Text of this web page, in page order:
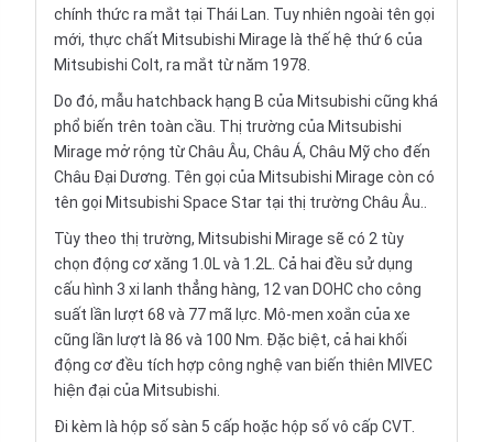
chính thức ra mắt tại Thái Lan. Tuy nhiên ngoài tên gọi
mới, thực chất Mitsubishi Mirage là thế hệ thứ 6 của
Mitsubishi Colt, ra mắt từ năm 1978.
Do đó, mẫu hatchback hạng B của Mitsubishi cũng khá
phổ biến trên toàn cầu. Thị trường của Mitsubishi
Mirage mở rộng từ Châu Âu, Châu Á, Châu Mỹ cho đến
Châu Đại Dương. Tên gọi của Mitsubishi Mirage còn có
tên gọi Mitsubishi Space Star tại thị trường Châu Âu..
Tùy theo thị trường, Mitsubishi Mirage sẽ có 2 tùy
chọn động cơ xăng 1.0L và 1.2L. Cả hai đều sử dụng
cấu hình 3 xi lanh thẳng hàng, 12 van DOHC cho công
suất lần lượt 68 và 77 mã lực. Mô-men xoắn của xe
cũng lần lượt là 86 và 100 Nm. Đặc biệt, cả hai khối
động cơ đều tích hợp công nghệ van biến thiên MIVEC
hiện đại của Mitsubishi.
Đi kèm là hộp số sàn 5 cấp hoặc hộp số vô cấp CVT.